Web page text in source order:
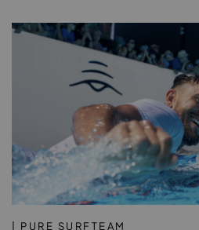
| PURE SURFTEAM